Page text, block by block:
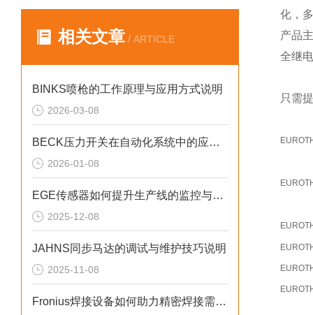
相关文章 / ARTICLE
BINKS喷枪的工作原理与应用方式说明
2026-03-08
BECK压力开关在自动化系统中的应用说明
2026-01-08
EGE传感器如何提升生产线的监控与管理效率？
2025-12-08
JAHNS同步马达的调试与维护技巧说明
2025-11-08
Fronius焊接设备如何助力精密焊接需求？
化，
产品
全继
只需